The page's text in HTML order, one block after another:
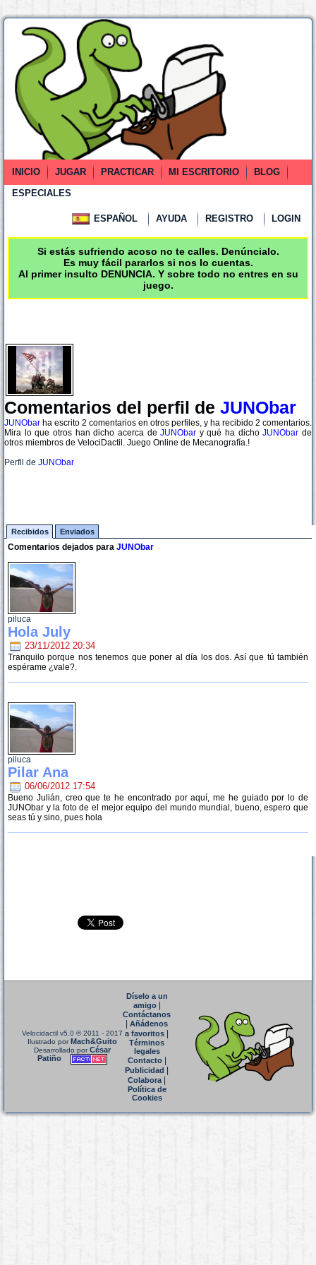
INICIO JUGAR PRACTICAR MI ESCRITORIO
BLOG
ESPECIALES
ESPAÑOL AYUDA REGISTRO LOGIN
Si estás sufriendo acoso no te calles. Denúncialo.
Es muy fácil pararlos si nos lo cuentas.
Al primer insulto DENUNCIA. Y sobre todo no entres en su
juego.
Comentarios del perfil de JUNObar
JUNObar ha escrito 2 comentarios en otros perfiles, y ha recibido 2 comentarios.
Mira lo que otros han dicho acerca deJUNObar y qué ha dichoJUNObar de
otros miembros de VelociDactil. Juego Online de Mecanografía.!
Perfil de JUNObar
Recibidos Enviados
Comentarios dejados para JUNObar
piluca
Hola July
23/11/2012 20:34
Tranquilo porque nos tenemos que poner al día los dos. Así que tú también
espérame ¿vale?.
piluca
Pilar Ana
06/06/2012 17:54
Bueno Julián, creo que te he encontrado por aquí, me he guiado por lo de
JUNObar y la foto de el mejor equipo del mundo mundial, bueno, espero que
seas tú y sino, pues hola
Velocidactil v5.0 © 2011 - 2017
Ilustrado porMach&Guito
Desarrollado porCésar
Patiño
Díselo a un
amigo|
Contáctanos
Añádenos
a favoritos
Términos
legales
Contacto|
Publicidad
Colabora|
Política de
Cookies